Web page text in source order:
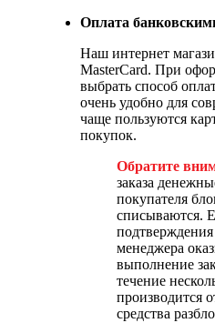
Оплата
Наш интернет
MasterCard. При
выбрать способ
очень удобно для
чаще пользуются
покупок.
Обратите
заказа
покупателя
списываются.
подтверждения
менеджера
выполнение
течение
производится
средства